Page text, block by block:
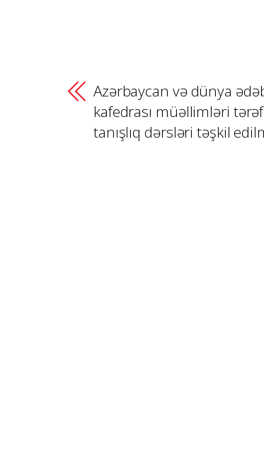
Azərbaycan və dünya
kafedrası müəllimləri
tanışlıq dərsləri təşkil